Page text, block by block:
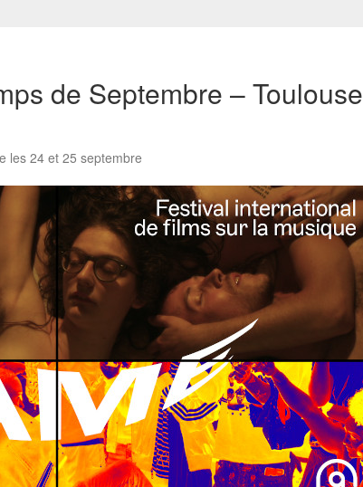
de Septembre – Toulouse
les 24 et 25 septembre